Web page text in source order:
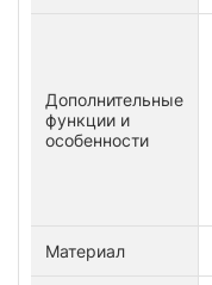
Дополнительные
функции и
особенности
Материал